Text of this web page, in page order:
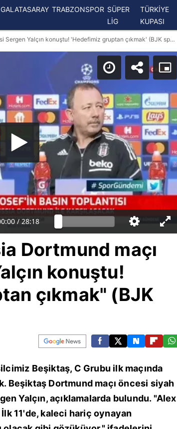
GALATASARAY TRABZONSPOR SÜPER
LİG
TÜRKİYE
KUPASI
Beşiktaş Borussia Dortmund maçı öncesi Sergen Yalçın konuştu! 'Hedefimiz gruptan çıkmak' (BJK spor haberi)
/ 28:18
Dortmund maçı
konuştu!
çıkmak" (BJK
Beşiktaş, C Grubu ilk maçında
Beşiktaş Dortmund maçı öncesi siyah
Yalçın, açıklamalarda bulundu. "Alex
11'de, kaleci hariç oynayan